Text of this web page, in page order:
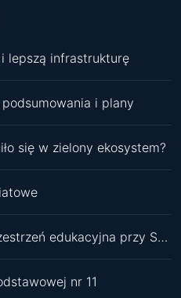
lepszą infrastrukturę
i plany
się w zielony ekosystem?
„Zagroda Motyli”– nowa przestrzeń edukacyjna przy SP 11
nr 11